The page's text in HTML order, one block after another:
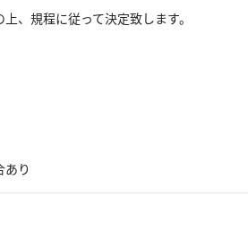
、規程に従って決定致します。
り